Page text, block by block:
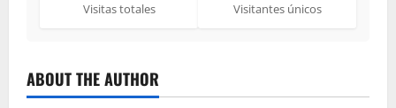
Visitas totales Visitantes únicos
ABOUT THE AUTHOR